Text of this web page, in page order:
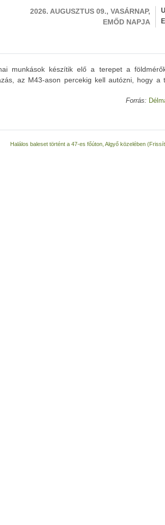
2026. AUGUSZTUS 09., VASÁRNAP,
EMŐD NAPJA
munkások készítik elő a terepet a
az M43-ason percekig kell autózni, hogy a
Forrás:
Halálos baleset történt a 47-es főúton, Algyő közelében